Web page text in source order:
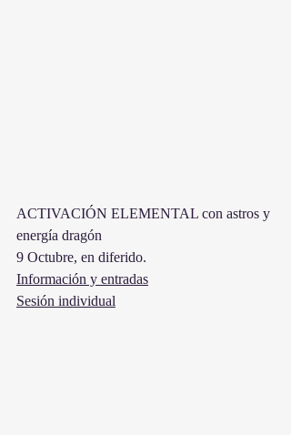
ACTIVACIÓN ELEMENTAL con astros y
energía dragón
9 Octubre, en diferido.
Información y entradas
Sesión individual